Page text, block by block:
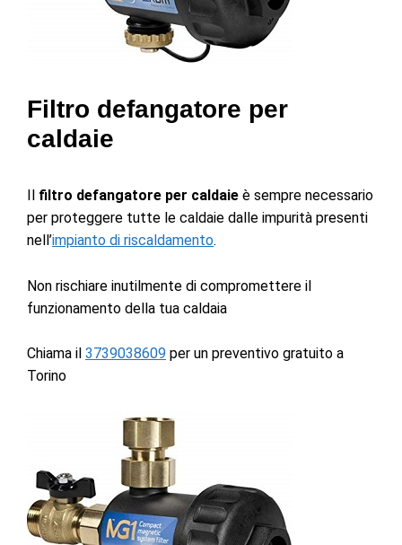
Filtro defangatore per
caldaie
Il filtro defangatore per caldaie è sempre necessario
per proteggere tutte le caldaie dalle impurità presenti
nell’impianto di riscaldamento.
Non rischiare inutilmente di compromettere il
funzionamento della tua caldaia
Chiama il 3739038609 per un preventivo gratuito a
Torino